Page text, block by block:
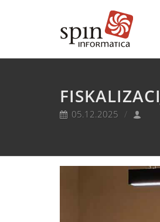
05.12.2025